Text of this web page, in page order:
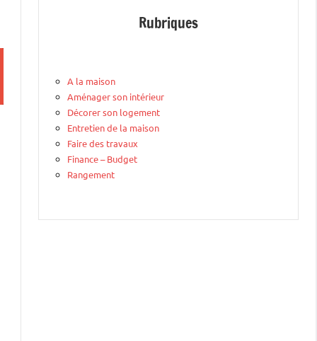
Rubriques
A la maison
Aménager son intérieur
Décorer son logement
Entretien de la maison
Faire des travaux
Finance – Budget
Rangement